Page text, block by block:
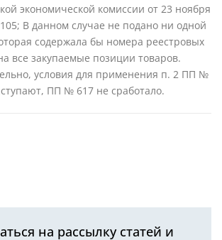
экономической комиссии от 23 ноября
В данном случае не подано ни одной
содержала бы номера реестровых
все закупаемые позиции товаров.
условия для применения п. 2 ПП №
ПП № 617 не сработало.
на рассылку статей и